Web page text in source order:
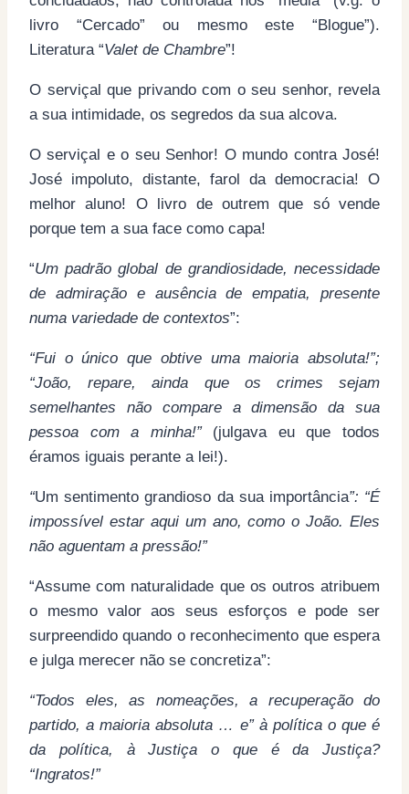
livro “Cercado” ou mesmo este “Blogue”).
Literatura “Valet de Chambre”!
O serviçal que privando com o seu senhor, revela
a sua intimidade, os segredos da sua alcova.
O serviçal e o seu Senhor! O mundo contra José!
José impoluto, distante, farol da democracia! O
melhor aluno! O livro de outrem que só vende
porque tem a sua face como capa!
“Um padrão global de grandiosidade, necessidade
de admiração e ausência de empatia, presente
numa variedade de contextos”:
“Fui o único que obtive uma maioria absoluta!”;
“João, repare, ainda que os crimes sejam
semelhantes não compare a dimensão da sua
pessoa com a minha!”(julgava eu que todos
éramos iguais perante a lei!).
“Um sentimento grandioso da sua importância”: “É
impossível estar aqui um ano, como o João. Eles
não aguentam a pressão!”
“Assume com naturalidade que os outros atribuem
o mesmo valor aos seus esforços e pode ser
surpreendido quando o reconhecimento que espera
e julga merecer não se concretiza”:
“Todos eles, as nomeações, a recuperação do
partido, a maioria absoluta … e” à política o que é
da política, à Justiça o que é da Justiça?
“Ingratos!”